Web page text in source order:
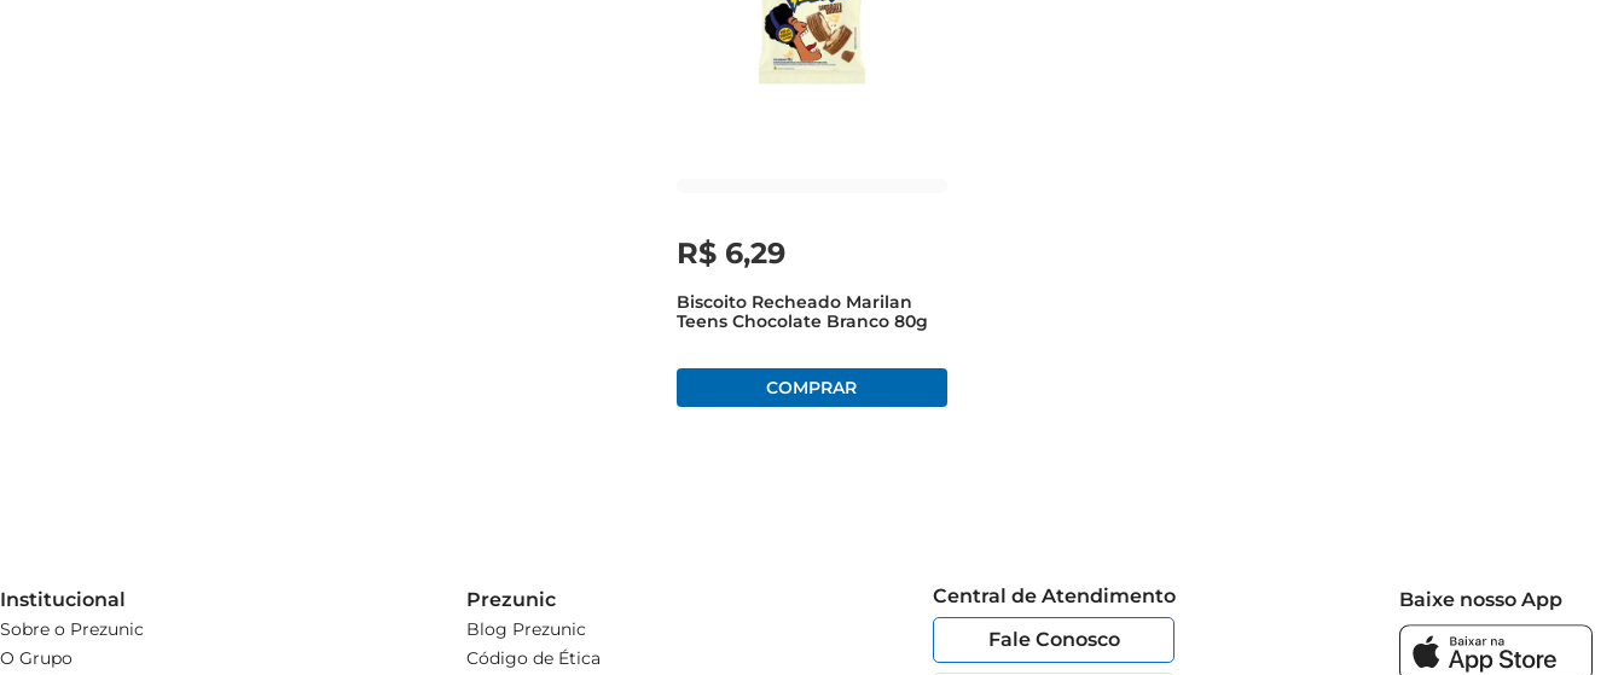
R$ 6,29
Biscoito Recheado Marilan
Teens Chocolate Branco 80g
Institucional
Sobre o Prezunic
O Grupo
Prezunic
Blog Prezunic
Código de Ética
Central de Atendimento
Fale Conosco
Baixe nosso App